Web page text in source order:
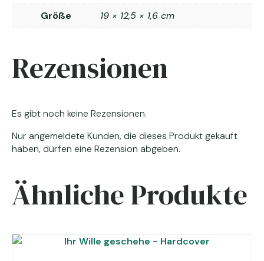
Größe
19 × 12,5 × 1,6 cm
Rezensionen
Es gibt noch keine Rezensionen.
Nur angemeldete Kunden, die dieses Produkt gekauft
haben, dürfen eine Rezension abgeben.
Ähnliche Produkte